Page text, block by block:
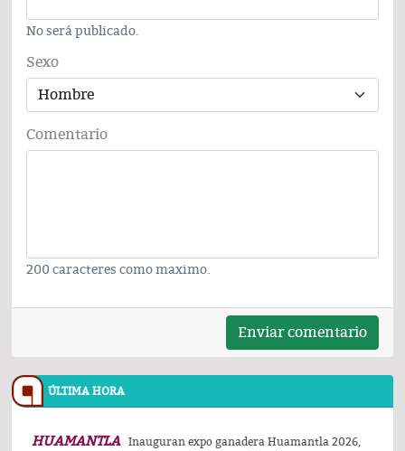
No será publicado.
Sexo
Comentario
200 caracteres como maximo.
Enviar comentario
ÚLTIMA HORA
HUAMANTLA
Inauguran expo ganadera Huamantla 2026,